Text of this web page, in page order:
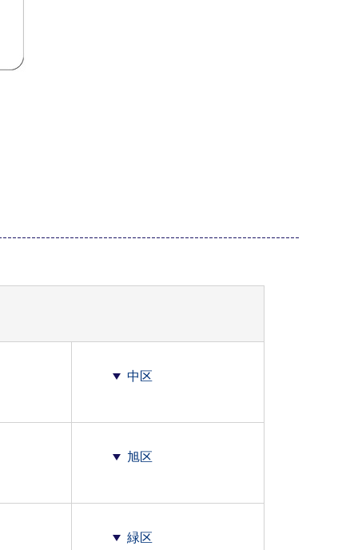
中区
旭区
緑区